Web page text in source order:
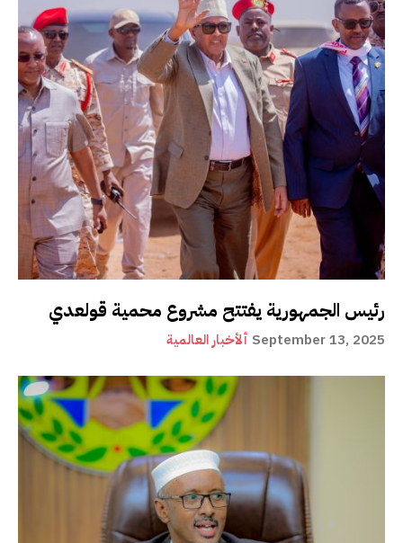
رئيس الجمهورية يفتتح مشروع محمية قولعدي
ألأخبار العالمية September 13, 2025